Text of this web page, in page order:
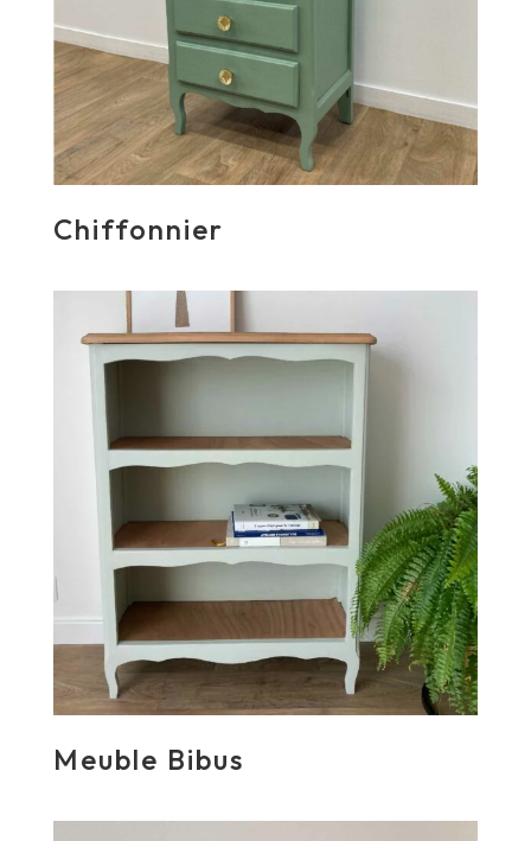
Chiffonnier
Meuble Bibus